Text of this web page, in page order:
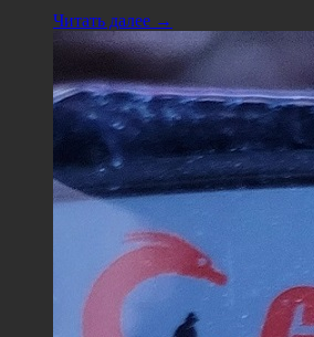
Читать далее →